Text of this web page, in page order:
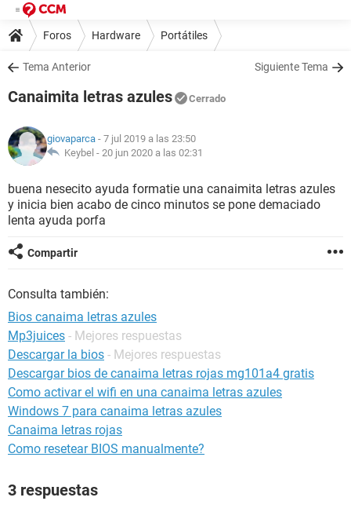
Foros Hardware Portátiles
Tema Anterior Siguiente Tema
Canaimita letras azules Cerrado
giovaparca - 7 jul 2019 a las 23:50
Keybel - 20 jun 2020 a las 02:31
buena nesecito ayuda formatie una canaimita letras azules
y inicia bien acabo de cinco minutos se pone demaciado
lenta ayuda porfa
Compartir
Consulta también:
Bios canaima letras azules
Mp3juices - Mejores respuestas
Descargar la bios - Mejores respuestas
Descargar bios de canaima letras rojas mg101a4 gratis
Como activar el wifi en una canaima letras azules
Windows 7 para canaima letras azules
Canaima letras rojas
Como resetear BIOS manualmente?
3 respuestas